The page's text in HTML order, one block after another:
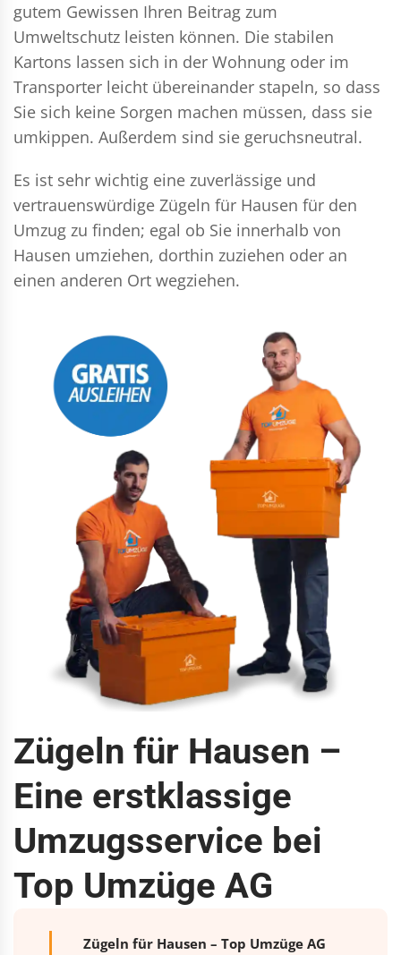
gutem Gewissen Ihren Beitrag zum
Umweltschutz leisten können. Die stabilen
Kartons lassen sich in der Wohnung oder im
Transporter leicht übereinander stapeln, so dass
Sie sich keine Sorgen machen müssen, dass sie
umkippen. Außerdem sind sie geruchsneutral.
Es ist sehr wichtig eine zuverlässige und
vertrauenswürdige Zügeln für Hausen für den
Umzug zu finden; egal ob Sie innerhalb von
Hausen umziehen, dorthin zuziehen oder an
einen anderen Ort wegziehen.
Zügeln für Hausen –
Eine erstklassige
Umzugsservice bei
Top Umzüge AG
Zügeln für Hausen – Top Umzüge AG